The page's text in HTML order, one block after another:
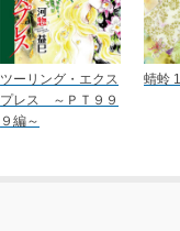
ツーリング・エクス
プレス ～ＰＴ９９
９編～
蜻蛉